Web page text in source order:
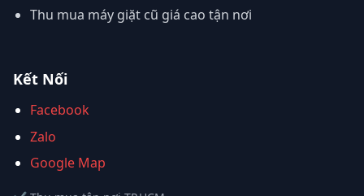
Thu mua máy giặt cũ giá cao tận nơi
Kết Nối
Facebook
Zalo
Google Map